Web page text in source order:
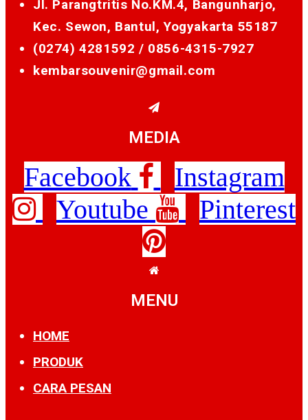
Jl. Parangtritis No.KM.4, Bangunharjo,
Kec. Sewon, Bantul, Yogyakarta 55187
(0274) 4281592 / 0856-4315-7927
kembarsouvenir@gmail.com
MEDIA
Facebook
Instagram
Youtube
Pinterest
MENU
HOME
PRODUK
CARA PESAN